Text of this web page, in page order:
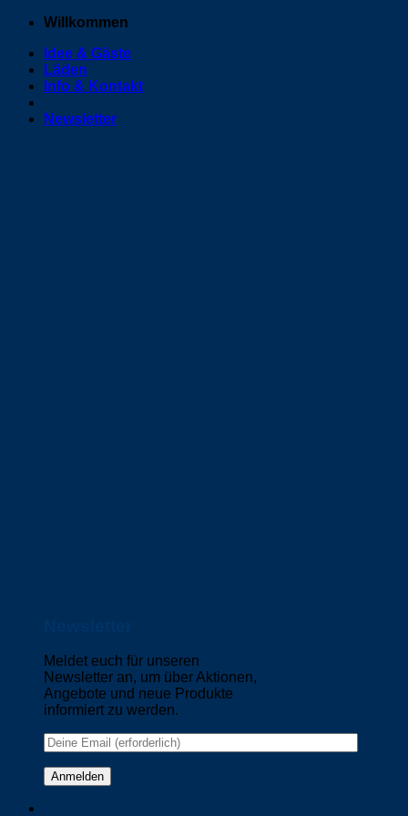
Zum
springen
Willkommen
Idee & Gäste
Läden
Info & Kontakt
Newsletter
Meldet euch für unseren
Newsletter an, um über Aktionen,
Angebote und neue Produkte
informiert zu werden.
Please leave this field empty.